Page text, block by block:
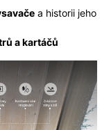
a historii jeho
a kartáčů